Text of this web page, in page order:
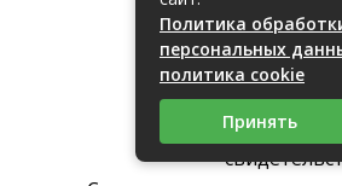
заверения,
ставки за
получение
Политика
персональных
политика cookie
Принять